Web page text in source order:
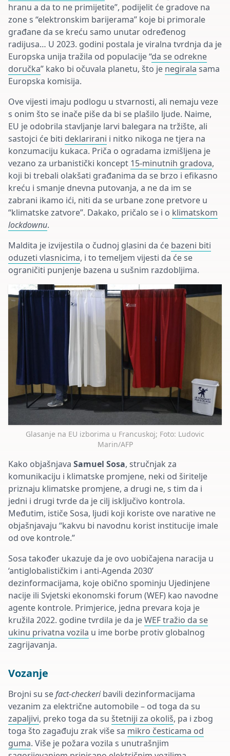
hranu a da to ne primijetite”, podijelit će gradove na
zone s “elektronskim barijerama” koje bi primorale
građane da se kreću samo unutar određenog
radijusa… U 2023. godini postala je viralna tvrdnja da je
Europska unija tražila od populacije “da se odrekne
doručka” kako bi očuvala planetu, što je negirala sama
Europska komisija.
Ove vijesti imaju podlogu u stvarnosti, ali nemaju veze
s onim što se inače piše da bi se plašilo ljude. Naime,
EU je odobrila stavljanje larvi balegara na tržište, ali
sastojci će biti deklarirani i nitko nikoga ne tjera na
konzumaciju kukaca. Priča o ogradama izmišljena je
vezano za urbanistički koncept 15-minutnih gradova,
koji bi trebali olakšati građanima da se brzo i efikasno
kreću i smanje dnevna putovanja, a ne da im se
zabrani ikamo ići, niti da se urbane zone pretvore u
“klimatske zatvore”. Dakako, pričalo se i o klimatskom
lockdownu.
Maldita je izvijestila o čudnoj glasini da će bazeni biti
oduzeti vlasnicima, i to temeljem vijesti da će se
ograničiti punjenje bazena u sušnim razdobljima.
Glasanje na EU izborima u Francuskoj; Foto: Ludovic
Marin/AFP
Kako objašnjava Samuel Sosa, stručnjak za
komunikaciju i klimatske promjene, neki od širitelje
priznaju klimatske promjene, a drugi ne, s tim da i
jedni i drugi tvrde da je cilj isključivo kontrola.
Međutim, ističe Sosa, ljudi koji koriste ove narative ne
objašnjavaju “kakvu bi navodnu korist institucije imale
od ove kontrole.”
Sosa također ukazuje da je ovo uobičajena naracija u
‘antiglobalističkim i anti-Agenda 2030’
dezinformacijama, koje obično spominju Ujedinjene
nacije ili Svjetski ekonomski forum (WEF) kao navodne
agente kontrole. Primjerice, jedna prevara koja je
kružila 2022. godine tvrdila je da jeWEF tražio da se
ukinu privatna vozila u ime borbe protiv globalnog
zagrijavanja.
Vozanje
Brojni su sefact-checkeribavili dezinformacijama
vezanim za električne automobile – od toga da su
zapaljivi, preko toga da su štetniji za okoliš, pa i zbog
toga što zagađuju zrak više sa mikro česticama od
guma. Više je požara vozila s unutrašnjim